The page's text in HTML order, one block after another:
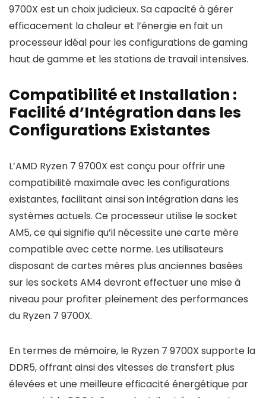
9700X est un choix judicieux. Sa capacité à gérer
efficacement la chaleur et l’énergie en fait un
processeur idéal pour les configurations de gaming
haut de gamme et les stations de travail intensives.
Compatibilité et Installation :
Facilité d’Intégration dans les
Configurations Existantes
L’AMD Ryzen 7 9700X est conçu pour offrir une
compatibilité maximale avec les configurations
existantes, facilitant ainsi son intégration dans les
systèmes actuels. Ce processeur utilise le socket
AM5, ce qui signifie qu’il nécessite une carte mère
compatible avec cette norme. Les utilisateurs
disposant de cartes mères plus anciennes basées
sur les sockets AM4 devront effectuer une mise à
niveau pour profiter pleinement des performances
du Ryzen 7 9700X.
En termes de mémoire, le Ryzen 7 9700X supporte la
DDR5, offrant ainsi des vitesses de transfert plus
élevées et une meilleure efficacité énergétique par